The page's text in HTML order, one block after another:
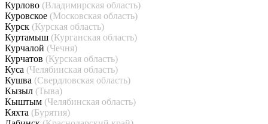
Курлово (Владимирская область)
Куровское (Московская область)
Курск (Курская область)
Куртамыш (Курганская область)
Курчалой (Чечня)
Курчатов (Курская область)
Куса (Челябинская область)
Кушва (Свердловская область)
Кызыл (Тыва)
Кыштым (Челябинская область)
Кяхта (Бурятия)